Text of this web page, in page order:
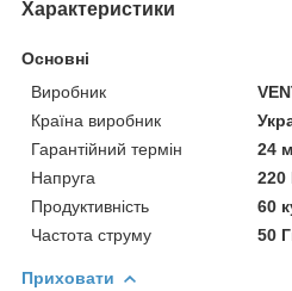
Характеристики
Основні
Виробник
Країна виробник
Гарантійний термін
24
Напруга
220
Продуктивність
60
Частота струму
50
Приховати